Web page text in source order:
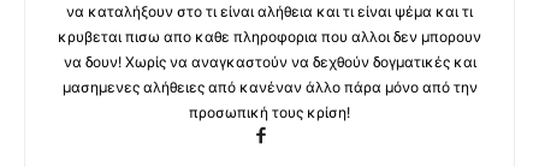
να καταλήξουν στο τι είναι αλήθεια και τι είναι ψέμα και τι
κρυβεται πισω απο καθε πληροφορια που αλλοι δεν μπορουν
να δουν! Χωρίς να αναγκαστούν να δεχθούν δογματικές και
μασημενες αλήθειες από κανέναν άλλο πάρα μόνο από την
προσωπική τους κρίση!